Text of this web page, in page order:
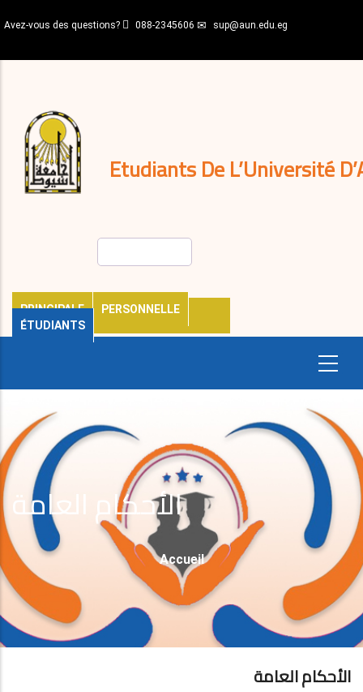
au
principal
Avez-vous des questions? 088-2345606 sup@aun.edu.eg
Etudiants De L’Université
PRINCIPALE
PERSONNELLE
ÉTUDIANTS
décisions
Expatriés
Journal
الأحكام العامة
Fil
D'Ariane
Accueil
الأحكام العامة